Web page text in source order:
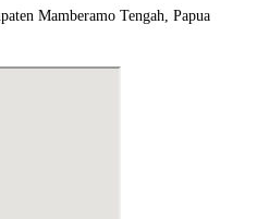
Mamberamo Tengah, Papua